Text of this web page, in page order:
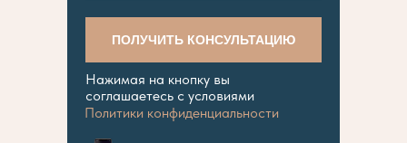
ПОЛУЧИТЬ КОНСУЛЬТАЦИЮ
Нажимая на кнопку вы
соглашаетесь с условиями
Политики конфиденциальности